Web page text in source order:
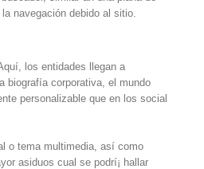
navegación debido al sitio.
los entidades llegan a
biografía corporativa, el mundo
personalizable que en los social
o tema multimedia, así­ como
asiduos cual se podrí¡ hallar